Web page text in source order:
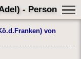
- Person
von